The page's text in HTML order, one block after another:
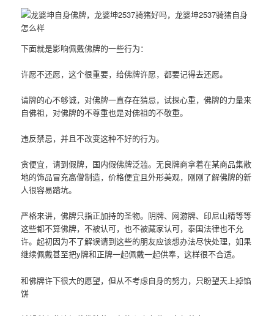
下面就是影响佩戴佛牌的一些行为：
许愿不还愿，这个很重要，给佛牌许愿，都要记得去还愿。
请牌的心不够诚，对佛牌一直存在猜忌，试探心重，佛牌的力量来
自佛祖，对佛牌的不尊重也是对佛祖的不敬重。
违反禁忌，并且不改变这种不好的行为。
贪便宜，请到假牌，国内假佛牌泛滥。无良牌商拿着在某商品集散
地的饰品冒充高僧制造，价格便宜且外形美观，刚刚了解佛牌的新
人很容易踏坑。
严格来讲，佛牌只指正加持的圣物。阴牌、网游牌、印尼山精等等
这些都不算佛牌，不被认可，也不被藏家认可，泰国法律也不允
许。起初因为不了解误请到这些的朋友应该想办法尽快处理，如果
继续佩戴甚至把y牌和正牌一起佩戴一起供奉，这样很不合适。
和佛牌许下很大的愿望，但从不考虑自身的努力，只盼望天上掉馅
饼